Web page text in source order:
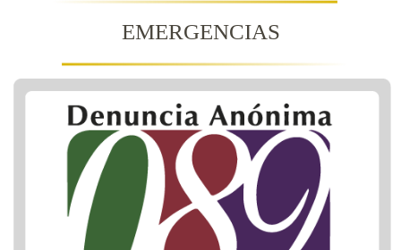
EMERGENCIAS